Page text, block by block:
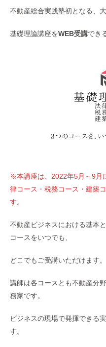
不動産総合実践塾初となる、
基礎理論講座をWEB受講でき
※本講座は、2022年5月～9月
律コース・税務コース・建築
す。
不動産ビジネスにおける基本
コースをいつでも、
どこでもご受講いただけます。
講師は各コースとも不動産分
務家です。
ビジネスの現場で発揮できる
す。